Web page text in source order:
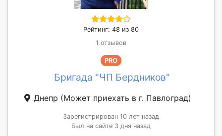
Рейтинг: 48 из 80
1 отзывов
PRO
Бригада "ЧП Бердников"
Днепр (Может приехать в г. Павлоград)
Зарегистрирован 10 лет назад
Был на сайте 3 дня назад